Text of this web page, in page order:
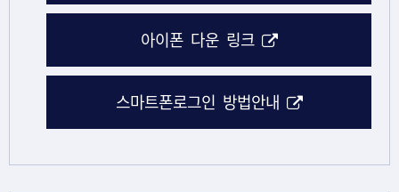
아이폰 다운 링크
스마트폰로그인 방법안내